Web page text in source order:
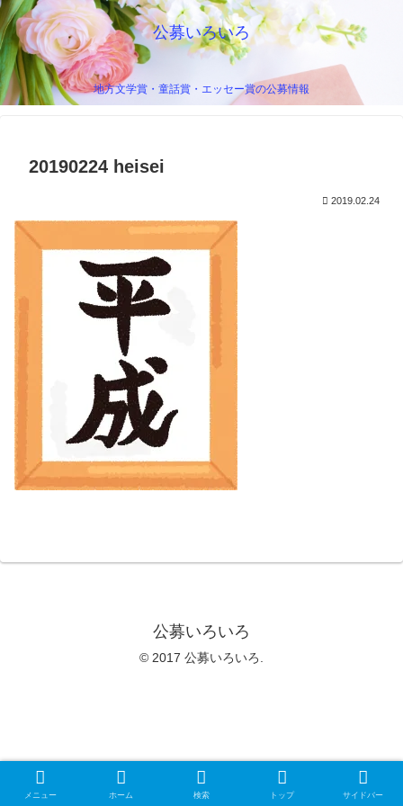
公募いろいろ
地方文学賞・童話賞・エッセー賞の公募情報
20190224 heisei
2019.02.24
公募いろいろ
© 2017 公募いろいろ.
メニュー ホーム 検索 トップ サイドバー